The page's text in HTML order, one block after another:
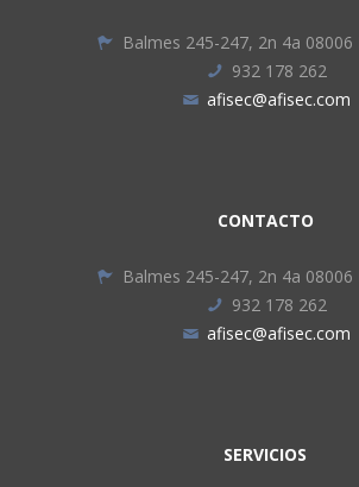
Balmes 245-247, 2n 4a 08006
932 178 262
afisec@afisec.com
CONTACTO
Balmes 245-247, 2n 4a 08006
932 178 262
afisec@afisec.com
SERVICIOS